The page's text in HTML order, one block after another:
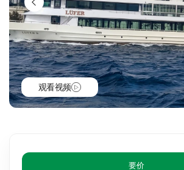
观看视频
要价